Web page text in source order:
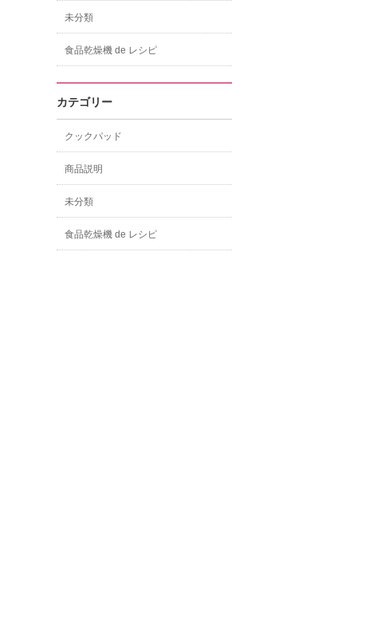
未分類
食品乾燥機 de レシピ
カテゴリー
クックパッド
商品説明
未分類
食品乾燥機 de レシピ